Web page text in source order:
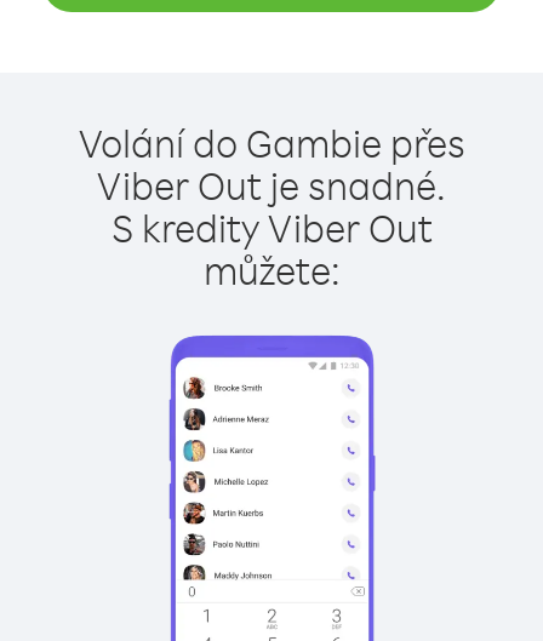
Volání do Gambie přes
Viber Out je snadné.
S kredity Viber Out
můžete: